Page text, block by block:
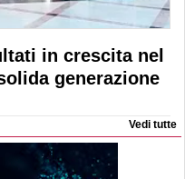
in crescita nel
generazione
Vedi tutte